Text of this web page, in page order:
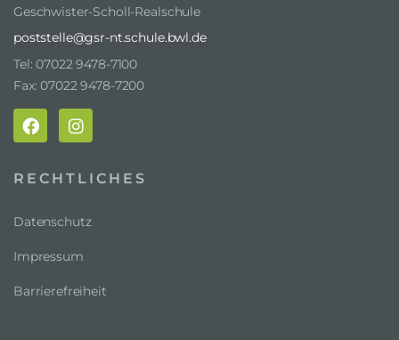
Geschwister-Scholl-Realschule
poststelle@gsr-nt.schule.bwl.de
Tel: 07022 9478-7100
Fax: 07022 9478-7200
RECHTLICHES
Datenschutz
Impressum
Barrierefreiheit